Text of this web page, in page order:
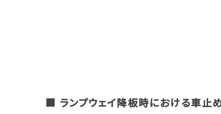
■ ランプウェイ降板時における車止